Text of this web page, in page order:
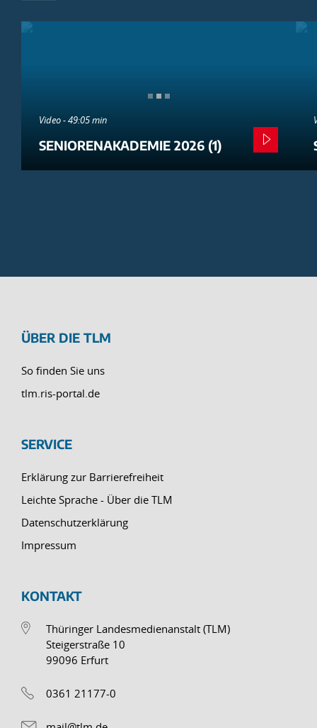
Video - 49:05 min
SENIORENAKADEMIE 2026 (1)
ÜBER DIE TLM
So finden Sie uns
tlm.ris-portal.de
SERVICE
Erklärung zur Barrierefreiheit
Leichte Sprache - Über die TLM
Datenschutzerklärung
Impressum
KONTAKT
Thüringer Landesmedienanstalt (TLM)
Steigerstraße 10
99096 Erfurt
0361 21177-0